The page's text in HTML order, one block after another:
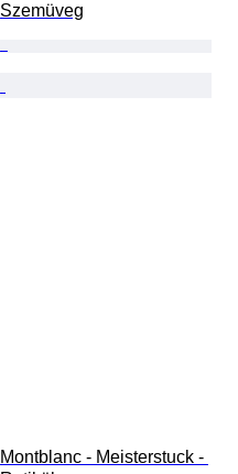
Szemüveg
Montblanc - Meisterstuck -